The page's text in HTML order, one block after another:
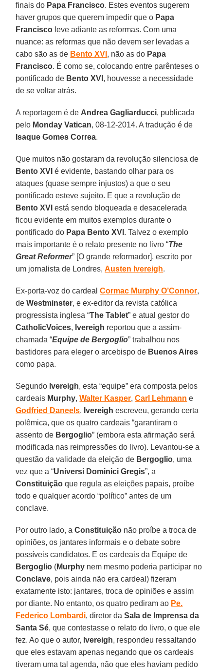
finais do Papa Francisco. Estes eventos sugerem
haver grupos que querem impedir que o Papa
Francisco leve adiante as reformas. Com uma
nuance: as reformas que não devem ser levadas a
cabo são as de Bento XVI , não as do Papa
Francisco. É como se, colocando entre parênteses o
pontificado de Bento XVI , houvesse a necessidade
de se voltar atrás.
A reportagem é de Andrea Gagliarducci, publicada
pelo Monday Vatican, 08-12-2014. A tradução é de
Isaque Gomes Correa.
Que muitos não gostaram da revolução silenciosa de
Bento XVI é evidente, bastando olhar para os
ataques (quase sempre injustos) a que o seu
pontificado esteve sujeito. E que a revolução de
Bento XVI está sendo bloqueada e desacelerada
ficou evidente em muitos exemplos durante o
pontificado do Papa Bento XVI . Talvez o exemplo
mais importante é o relato presente no livro “The
Great Reformer” [O grande reformador], escrito por
um jornalista de Londres,Austen Ivereigh.
Ex-porta-voz do cardealCormac Murphy O’Connor,
deWestminster, e ex-editor da revista católica
progressista inglesa “The Tablet” e atual gestor do
CatholicVoices, Ivereigh reportou que a assim-
chamada “Equipe de Bergoglio” trabalhou nos
bastidores para eleger o arcebispo de Buenos Aires
como papa.
Segundo Ivereigh, esta “equipe” era composta pelos
cardeais Murphy,Walter Kasper,Carl Lehmann e
Godfried Daneels. Ivereigh escreveu, gerando certa
polêmica, que os quatro cardeais “garantiram o
assento de Bergoglio” (embora esta afirmação será
modificada nas reimpressões do livro). Levantou-se a
questão da validade da eleição de Bergoglio, uma
vez que a “Universi Dominici Gregis”, a
Constituição que regula as eleições papais, proíbe
todo e qualquer acordo “político” antes de um
conclave.
Por outro lado, aConstituição não proíbe a troca de
opiniões, os jantares informais e o debate sobre
possíveis candidatos. E os cardeais da Equipe de
Bergoglio (Murphy nem mesmo poderia participar no
Conclave, pois ainda não era cardeal) fizeram
exatamente isto: jantares, troca de opiniões e assim
por diante. No entanto, os quatro pediram ao Pe.
Federico Lombardi, diretor daSala de Imprensa da
Santa Sé, que contestasse o relato do livro, o que ele
fez. Ao que o autor, Ivereigh, respondeu ressaltando
que eles estavam apenas negando que os cardeais
tiveram uma tal agenda, não que eles haviam pedido